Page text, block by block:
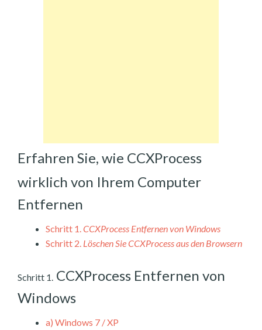
Erfahren Sie, wie CCXProcess
wirklich von Ihrem Computer
Entfernen
Schritt 1.CCXProcess Entfernen von Windows
Schritt 2. Löschen Sie CCXProcess aus den Browsern
Schritt 1. CCXProcess Entfernen von
Windows
a) Windows 7 / XP